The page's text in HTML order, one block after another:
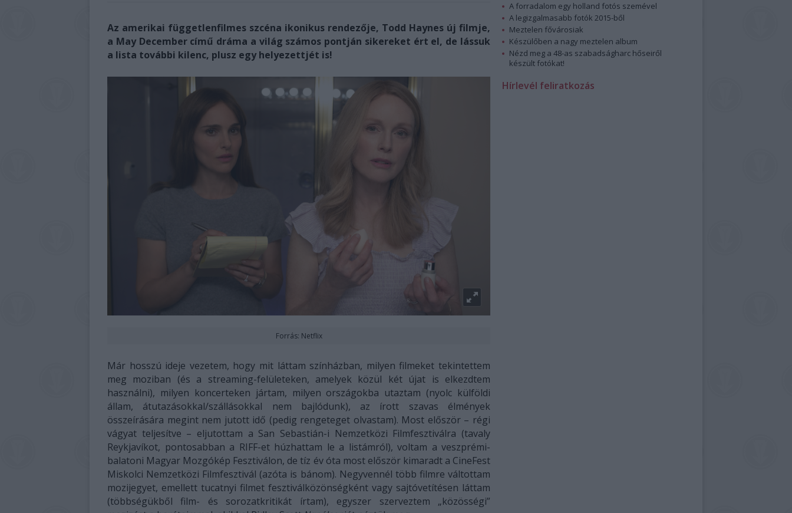
Az amerikai függetlenfilmes szcéna ikonikus rendezője, Todd Haynes új filmje,
a May December című dráma a világ számos pontján sikereket ért el, de lássuk
a lista további kilenc, plusz egy helyezettjét is!
Forrás: Netflix
Már hosszú ideje vezetem, hogy mit láttam színházban, milyen filmeket tekintettem
meg moziban (és a streaming-felületeken, amelyek közül két újat is elkezdtem
használni), milyen koncerteken jártam, milyen országokba utaztam (nyolc külföldi
állam, átutazásokkal/szállásokkal nem bajlódunk), az írott szavas élmények
összeírására megint nem jutott idő (pedig rengeteget olvastam). Most először – régi
vágyat teljesítve – eljutottam a San Sebastián-i Nemzetközi Filmfesztiválra (tavaly
Reykjavíkot, pontosabban a RIFF-et húzhattam le a listámról), voltam a veszprémi-
balatoni Magyar Mozgókép Fesztiválon, de tíz év óta most először kimaradt a CineFest
Miskolci Nemzetközi Filmfesztivál (azóta is bánom). Negyvennél több filmre váltottam
mozijegyet, emellett tucatnyi filmet fesztiválközönségként vagy sajtóvetítésen láttam
(többségükből film- és sorozatkritikát írtam), egyszer szerveztem „közösségi”
A forradalom egy holland fotós szemével
A legizgalmasabb fotók 2015-ből
Meztelen fővárosiak
Készülőben a nagy meztelen album
Nézd meg a 48-as szabadságharc hőseiről
készült fotókat!
Hírlevél feliratkozás